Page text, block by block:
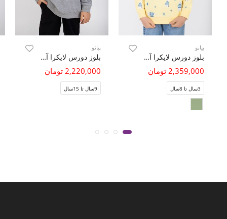
پیانو
بلوز دورس لایکرا آستین افتاده
2,359,000 تومان
3سال تا 8سال
پیانو
بلوز دورس لایکرا آستین نارنگ
2,220,000 تومان
9سال تا 15سال